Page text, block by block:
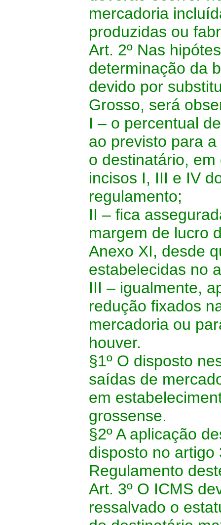
mercadoria
produzidas ou
Art. 2º Nas
determinação da
devido por
Grosso, será
I – o percentual
ao previsto para
o destinatário,
incisos I, III e IV
regulamento;
II – fica
margem de lucro
Anexo XI, desde
estabelecidas no
III – igualmente,
redução fixados
mercadoria ou
houver.
§1º O disposto
saídas de
em
grossense.
§2º A aplicação
disposto no artigo
Regulamento
Art. 3º O ICMS
ressalvado o